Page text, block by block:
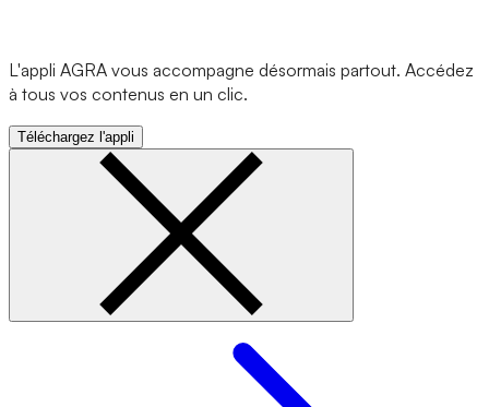
L'appli AGRA vous accompagne désormais partout. Accédez
à tous vos contenus en un clic.
Téléchargez l'appli